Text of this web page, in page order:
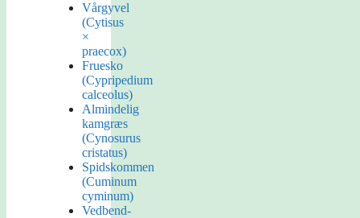
Vårgyvel
(Cytisus
×
praecox)
Fruesko
(Cypripedium
calceolus)
Almindelig
kamgræs
(Cynosurus
cristatus)
Spidskommen
(Cuminum
cyminum)
Vedbend-